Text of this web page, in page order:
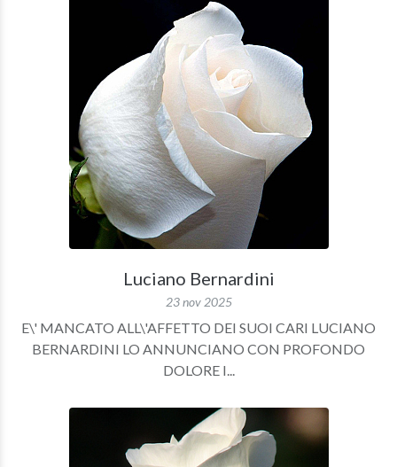
Luciano Bernardini
23 nov 2025
E\' MANCATO ALL\'AFFETTO DEI SUOI CARI LUCIANO
BERNARDINI LO ANNUNCIANO CON PROFONDO
DOLORE I...